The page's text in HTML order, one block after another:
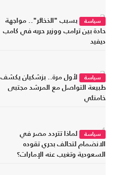
2سياسة
بسبب "الذخائر".. مواجهة
حادة بين ترامب ووزير حربه في كامب
ديفيد
3سياسة
لأول مرة.. بزشكيان يكشف
طبيعة التواصل مع المرشد مجتبى
خامنئي
4سياسة
لماذا تتردد مصر في
الانضمام لتحالف بحري تقوده
السعودية وتغيب عنه الإمارات؟